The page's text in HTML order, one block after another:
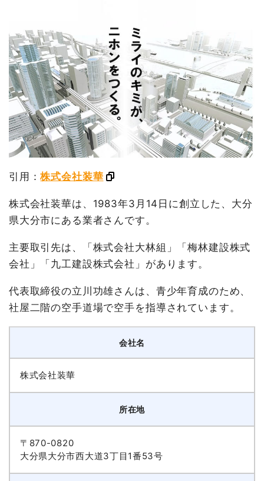
引用：株式会社装華
株式会社装華は、1983年3月14日に創立した、大分
県大分市にある業者さんです。
主要取引先は、「株式会社大林組」「梅林建設株式
会社」「九工建設株式会社」があります。
代表取締役の立川功雄さんは、青少年育成のため、
社屋二階の空手道場で空手を指導されています。
会社名
株式会社装華
所在地
〒870-0820
大分県大分市西大道3丁目1番53号